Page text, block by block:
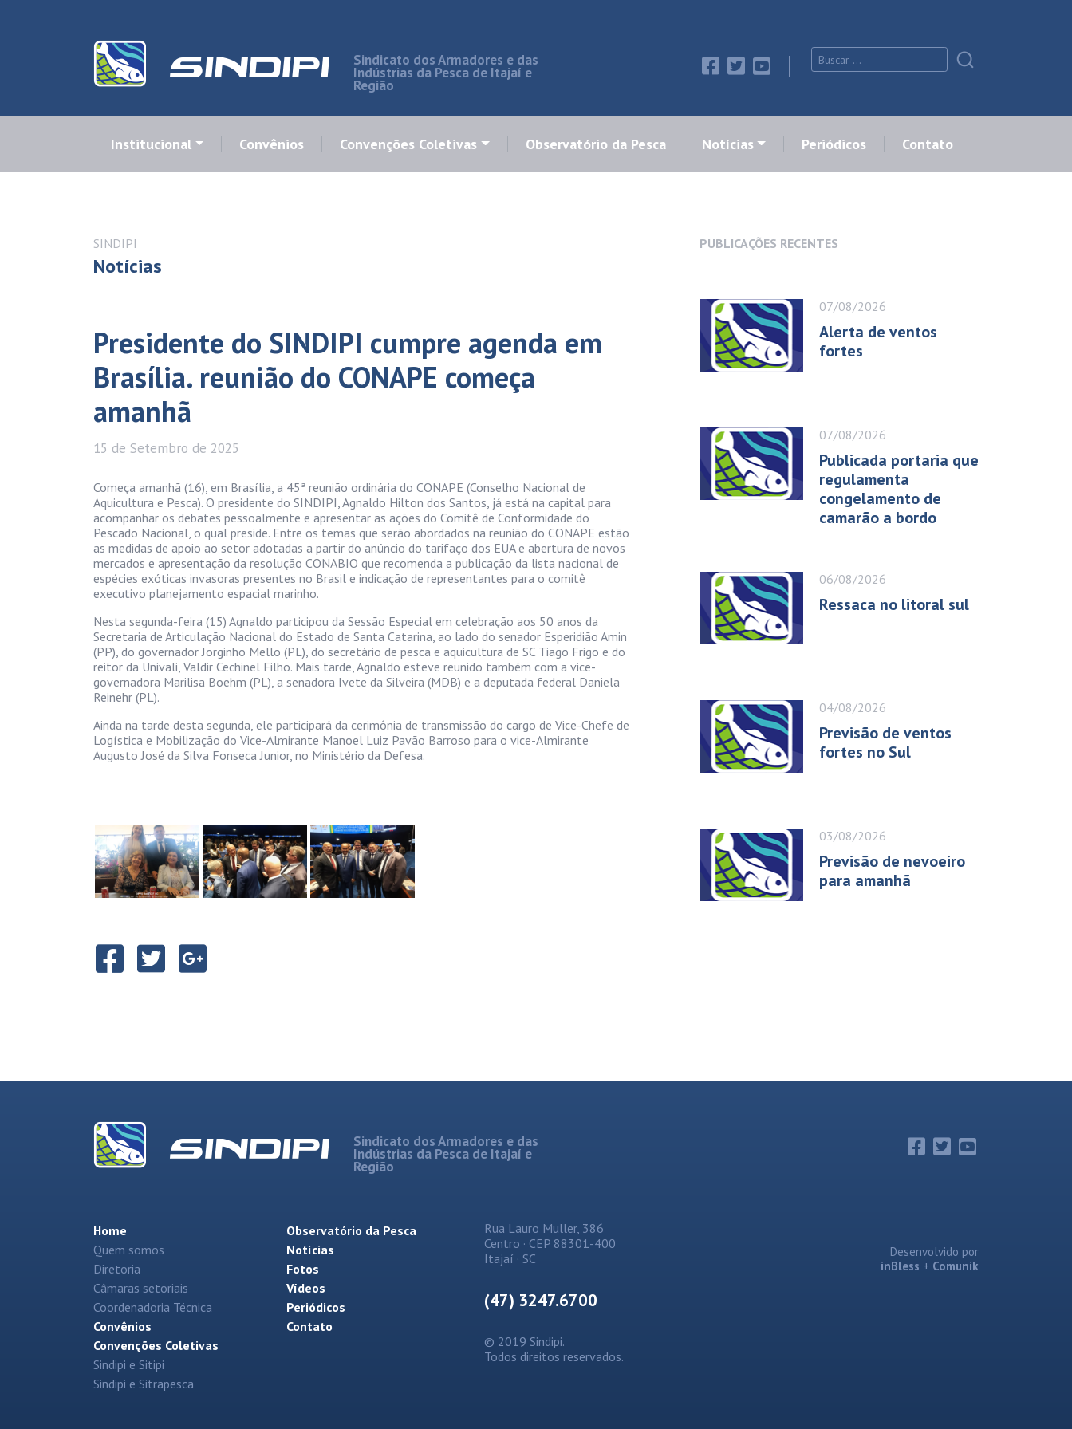
Sindicato dos Armadores e das
Indústrias da Pesca de Itajaí e
Região
Institucional Convênios Convenções Coletivas Observatório da Pesca Notícias Periódicos Contato
SINDIPI
Notícias
Presidente do SINDIPI cumpre agenda em
Brasília. reunião do CONAPE começa
amanhã
15 de Setembro de 2025
Começa amanhã (16), em Brasília, a 45ª reunião ordinária do CONAPE (Conselho Nacional de
Aquicultura e Pesca). O presidente do SINDIPI, Agnaldo Hilton dos Santos, já está na capital para
acompanhar os debates pessoalmente e apresentar as ações do Comitê de Conformidade do
Pescado Nacional, o qual preside. Entre os temas que serão abordados na reunião do CONAPE estão
as medidas de apoio ao setor adotadas a partir do anúncio do tarifaço dos EUA e abertura de novos
mercados e apresentação da resolução CONABIO que recomenda a publicação da lista nacional de
espécies exóticas invasoras presentes no Brasil e indicação de representantes para o comitê
executivo planejamento espacial marinho.
Nesta segunda-feira (15) Agnaldo participou da Sessão Especial em celebração aos 50 anos da
Secretaria de Articulação Nacional do Estado de Santa Catarina, ao lado do senador Esperidião Amin
(PP), do governador Jorginho Mello (PL), do secretário de pesca e aquicultura de SC Tiago Frigo e do
reitor da Univali, Valdir Cechinel Filho. Mais tarde, Agnaldo esteve reunido também com a vice-
governadora Marilisa Boehm (PL), a senadora Ivete da Silveira (MDB) e a deputada federal Daniela
Reinehr (PL).
Ainda na tarde desta segunda, ele participará da cerimônia de transmissão do cargo de Vice-Chefe de
Logística e Mobilização do Vice-Almirante Manoel Luiz Pavão Barroso para o vice-Almirante
Augusto José da Silva Fonseca Junior, no Ministério da Defesa.
PUBLICAÇÕES RECENTES
07/08/2026
Alerta de ventos
fortes
07/08/2026
Publicada portaria que
regulamenta
congelamento de
camarão a bordo
06/08/2026
Ressaca no litoral sul
04/08/2026
Previsão de ventos
fortes no Sul
03/08/2026
Previsão de nevoeiro
para amanhã
Sindicato dos Armadores e das
Indústrias da Pesca de Itajaí e
Região
Home
Quem somos
Diretoria
Câmaras setoriais
Coordenadoria Técnica
Convênios
Convenções Coletivas
Sindipi e Sitipi
Sindipi e Sitrapesca
Observatório da Pesca
Notícias
Fotos
Vídeos
Periódicos
Contato
Rua Lauro Muller, 386
Centro · CEP 88301-400
Itajaí · SC
(47) 3247.6700
© 2019 Sindipi.
Todos direitos reservados.
Desenvolvido por
inBless + Comunik